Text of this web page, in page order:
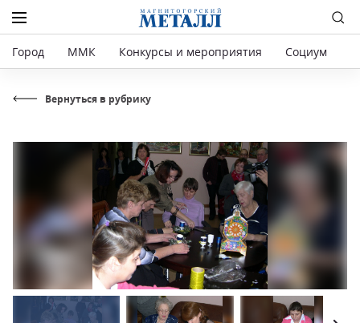
Город ММК Конкурсы и мероприятия Социум
Вернуться в рубрику